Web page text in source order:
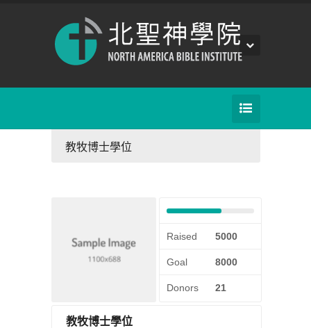
教牧博士學位
Raised 5000
Goal 8000
Donors 21
教牧博士學位